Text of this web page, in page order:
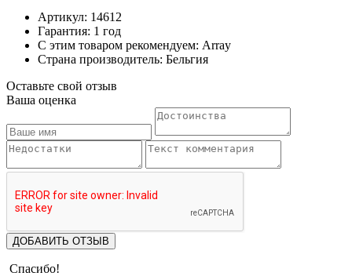
Артикул: 14612
Гарантия: 1 год
С этим товаром рекомендуем: Array
Страна производитель: Бельгия
Оставьте свой отзыв
Ваша оценка
ДОБАВИТЬ ОТЗЫВ
Спасибо!